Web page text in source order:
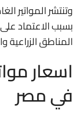
وتنتشر المواتير
بسبب الاعتماد
المناطق الزراعية
اسعار
في مصر